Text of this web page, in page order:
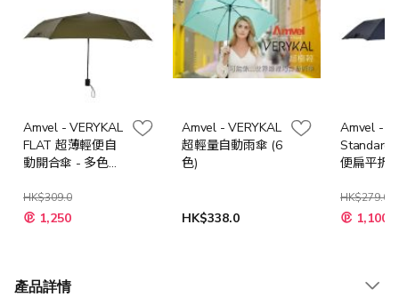
Amvel - VERYKAL
FLAT 超薄輕便自
動開合傘 - 多色選
HK$309.0
1,250
Amvel - VERYKAL
超輕量自動雨傘 (6
色)
HK$338.0
Amvel -
Standard
便扁平折
HK$279.0
1,100
產品詳情